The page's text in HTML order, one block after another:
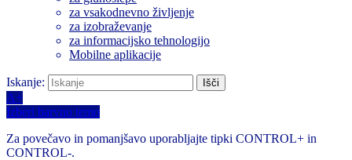
za vsakodnevno življenje
za izobraževanje
za informacijsko tehnologijo
Mobilne aplikacije
Iskanje:
A+
Izberi barvno temo
Za povečavo in pomanjšavo uporabljajte tipki CONTROL+ in
CONTROL-.